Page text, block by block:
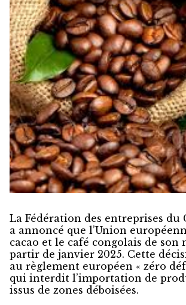
La Fédération des entreprises du
a annoncé que l’Union
cacao et le café congolais de son
partir de janvier 2025. Cette
au règlement européen « zéro
qui interdit l’importation de
issus de zones déboisées.